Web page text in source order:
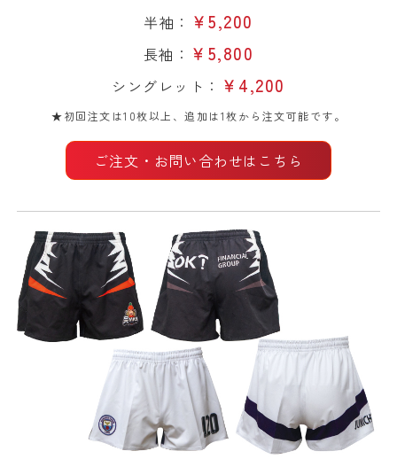
半袖： ￥5,200
長袖： ￥5,800
シングレット： ￥4,200
★初回注文は10枚以上、追加は1枚から注文可能です。
ご注文・お問い合わせはこちら